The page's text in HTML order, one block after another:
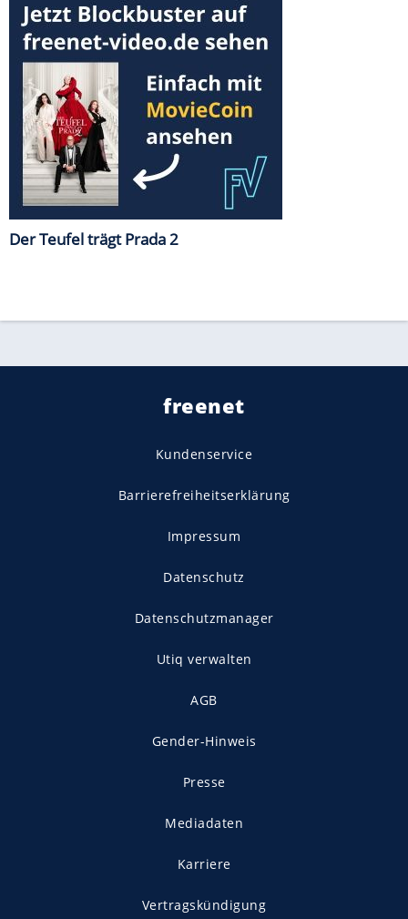
Der Teufel trägt Prada 2
freenet
Kundenservice
Barrierefreiheitserklärung
Impressum
Datenschutz
Datenschutzmanager
Utiq verwalten
AGB
Gender-Hinweis
Presse
Mediadaten
Karriere
Vertragskündigung